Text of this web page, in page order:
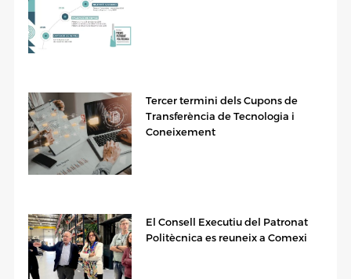
Tercer termini dels Cupons de
Transferència de Tecnologia i
Coneixement
El Consell Executiu del Patronat
Politècnica es reuneix a Comexi